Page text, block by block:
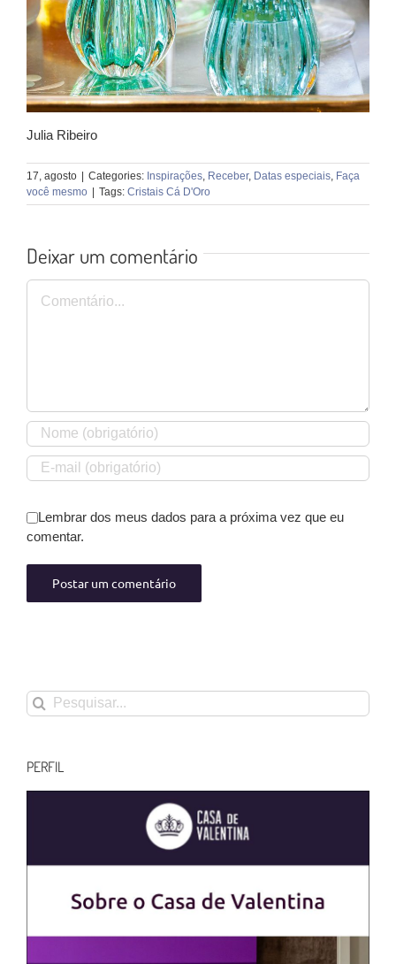
Julia Ribeiro
17, agosto | Categories: Inspirações Receber, Datas especiais Faça
você mesmo | Tags: Cristais Cá D'Oro
Deixar um comentário
Comentário
Lembrar dos meus dados para a próxima vez que eu
comentar.
Buscar
resultados
PERFIL